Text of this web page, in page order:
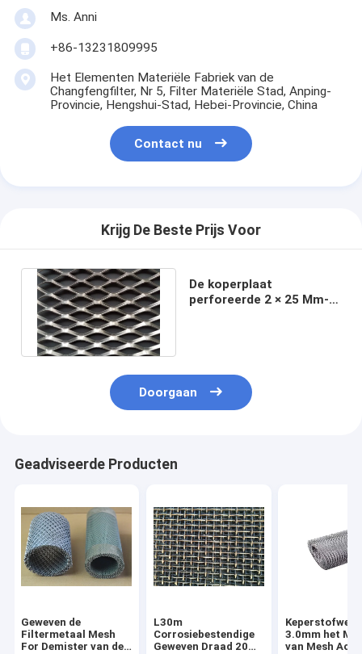
Ms. Anni
+86-13231809995
Het Elementen Materiële Fabriek van de
Changfengfilter, Nr 5, Filter Materiële Stad, Anping-
Provincie, Hengshui-Stad, Hebei-Provincie, China
Contact nu
Krijg De Beste Prijs Voor
De koperplaat
perforeerde 2 × 25 Mm-
Doorgaan
Geadviseerde Producten
Geweven de
Filtermetaal Mesh
For Demister van de
L30m
Corrosiebestendige
Geweven Draad 20
3.0mm het
van Mesh Acid